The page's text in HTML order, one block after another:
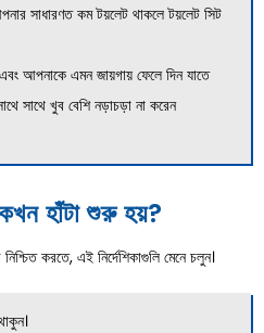
সাধারণত কম টয়লেট থাকলে টয়লেট সিট
আপনাকে এমন জায়গায় ফেলে দিন যাতে
সাথে খুব বেশি নড়াচড়া না করেন
হাঁটা শুরু হয়?
করতে, এই নির্দেশিকাগুলি মেনে চলুন।